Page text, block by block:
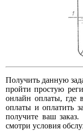
Получить данную
пройти простую
онлайн оплаты, где
оплаты и оплатить
получите ваш заказ.
смотри условия